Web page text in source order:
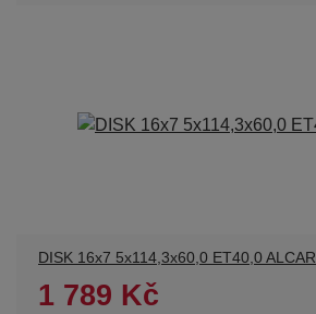
DISK 16x7 5x114,3x60,0 ET40,0 ALCAR
1 789 Kč